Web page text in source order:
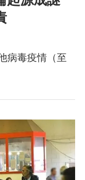
病毒疫情（至